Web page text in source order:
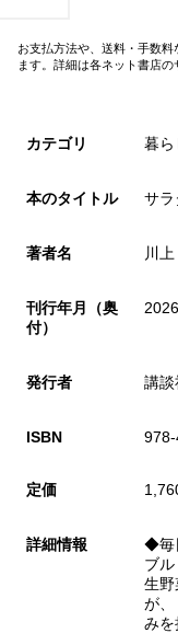
お支払方法や、送料・手数
ます。詳細は各ネット書店の
カテゴリ 暮ら
本のタイトル サラ
著者名 川
刊行年月（奥
付）
発行者 講談
ISBN
定価
詳細情報
◆毎
ブル
生野
が、
みを